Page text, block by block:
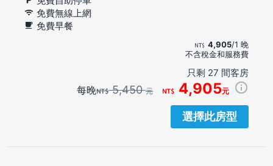
免費無線上網
免費早餐
4,905/1 晚
不含稅金和服務費
只剩 27 間客房
每晚 5,450元 4,905元
選擇此房型